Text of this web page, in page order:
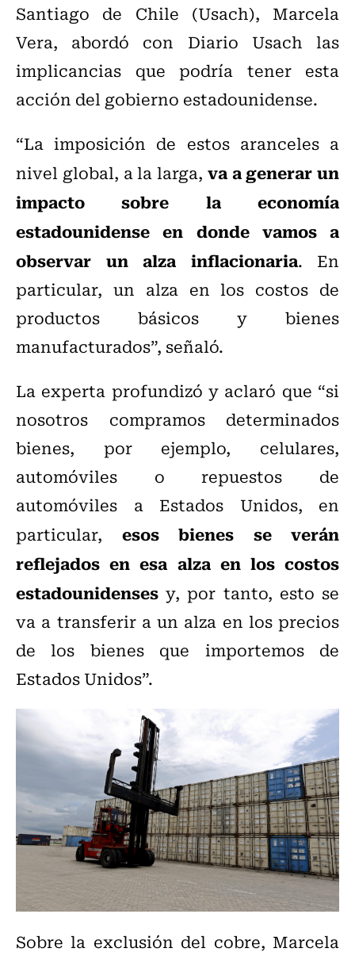
Santiago de Chile (Usach), Marcela
Vera, abordó con Diario Usach las
implicancias que podría tener esta
acción del gobierno estadounidense.
“La imposición de estos aranceles a
nivel global, a la larga, va a generar un
impacto sobre la economía
estadounidense en donde vamos a
observar un alza inflacionaria. En
particular, un alza en los costos de
productos básicos y bienes
manufacturados”, señaló.
La experta profundizó y aclaró que “si
nosotros compramos determinados
bienes, por ejemplo, celulares,
automóviles o repuestos de
automóviles a Estados Unidos, en
particular, esos bienes se verán
reflejados en esa alza en los costos
estadounidenses y, por tanto, esto se
va a transferir a un alza en los precios
de los bienes que importemos de
Estados Unidos”.
Sobre la exclusión del cobre, Marcela